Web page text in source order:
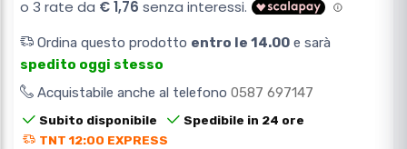
Ordina questo prodotto entro le 14.00 e sarà
spedito oggi stesso
Acquistabile anche al telefono 0587 697147
Subito disponibile
Spedibile in 24 ore
TNT 12:00 EXPRESS